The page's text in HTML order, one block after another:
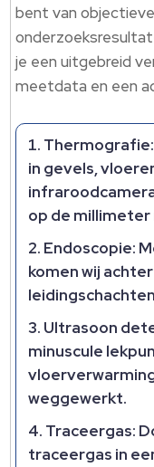
bent van
je een uitgebreid
meetdata en een
Thermografie:
in gevels,
op de
Endoscopie:
komen wij
Ultrasoon
minuscule
weggewerkt.
Traceergas:
traceergas in